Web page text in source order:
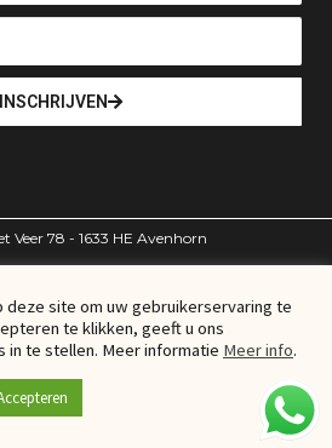
INSCHRIJVEN
Veer 78 - 1633 HE Avenhorn
Algemene voorwaarden
deze site om uw gebruikerservaring te
te klikken, geeft u ons
in te stellen. Meer informatie Meer info.